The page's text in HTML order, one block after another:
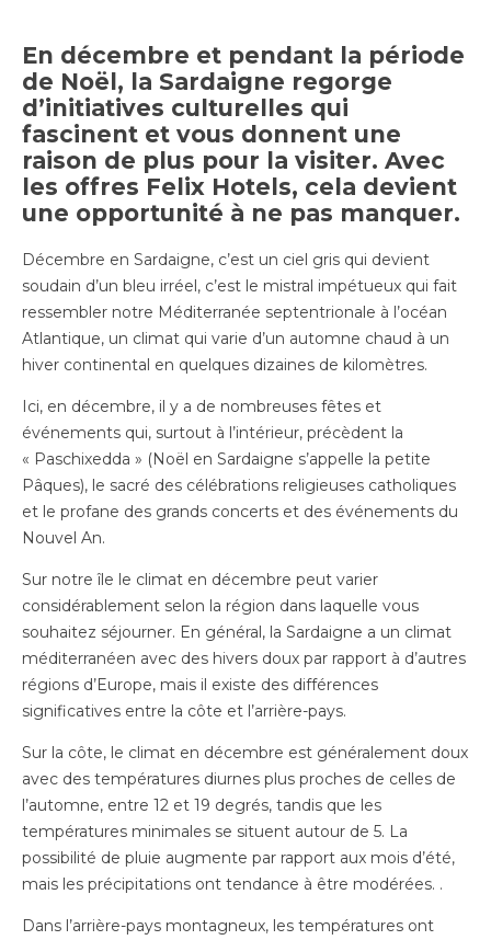
En décembre et pendant la période
de Noël, la Sardaigne regorge
d’initiatives culturelles qui
fascinent et vous donnent une
raison de plus pour la visiter. Avec
les offres Felix Hotels, cela devient
une opportunité à ne pas manquer.
Décembre en Sardaigne, c’est un ciel gris qui devient
soudain d’un bleu irréel, c’est le mistral impétueux qui fait
ressembler notre Méditerranée septentrionale à l’océan
Atlantique, un climat qui varie d’un automne chaud à un
hiver continental en quelques dizaines de kilomètres.
Ici, en décembre, il y a de nombreuses fêtes et
événements qui, surtout à l’intérieur, précèdent la
« Paschixedda » (Noël en Sardaigne s’appelle la petite
Pâques), le sacré des célébrations religieuses catholiques
et le profane des grands concerts et des événements du
Nouvel An.
Sur notre île le climat en décembre peut varier
considérablement selon la région dans laquelle vous
souhaitez séjourner. En général, la Sardaigne a un climat
méditerranéen avec des hivers doux par rapport à d’autres
régions d’Europe, mais il existe des différences
significatives entre la côte et l’arrière-pays.
Sur la côte, le climat en décembre est généralement doux
avec des températures diurnes plus proches de celles de
l’automne, entre 12 et 19 degrés, tandis que les
températures minimales se situent autour de 5. La
possibilité de pluie augmente par rapport aux mois d’été,
mais les précipitations ont tendance à être modérées. .
Dans l’arrière-pays montagneux, les températures ont